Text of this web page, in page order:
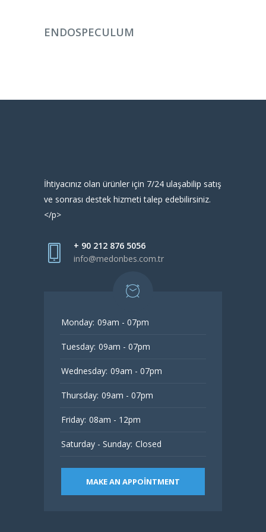
DEVAMINI OKU
ENDOSPECULUM
İhtiyacınız olan ürünler için 7/24 ulaşabilip satış
ve sonrası destek hizmeti talep edebilirsiniz.
</p>
+ 90 212 876 5056
info@medonbes.com.tr
Monday: 09am - 07pm
Tuesday: 09am - 07pm
Wednesday: 09am - 07pm
Thursday: 09am - 07pm
Friday: 08am - 12pm
Saturday - Sunday: Closed
MAKE AN APPOINTMENT